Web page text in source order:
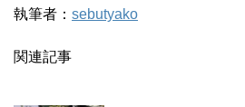
執筆者： sebutyako
関連記事